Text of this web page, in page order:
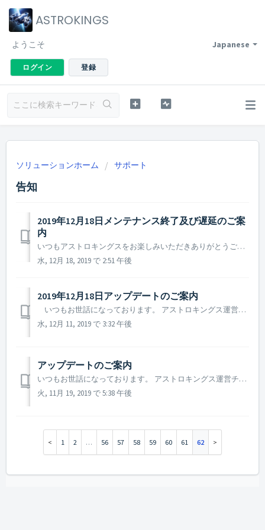
ASTROKINGS
Japanese
ようこそ
ログイン 登録
ソリューションホーム サポート
告知
2019年12月18日メンテナンス終了及び遅延のご案
内
いつもアストロキングスをお楽しみいただきありがとうございます。 アストロキングス運営チームです。 2019年12月18日のアップデートは無事完了し、其々のストアにファイル公開要請致しました。 Google Storeをご利用の司令官の方々は、通常通りアップデート及びゲームログインが可能でござい...
水, 12月 18, 2019 で 2:51 午後
2019年12月18日アップデートのご案内
いつもお世話になっております。 アストロキングス運営チームです。 2019年12月18日のアップデート予定の内容についてご案内致します。 (アップデート予定の内容は、実際のアップデートの際、一部変更となる可能性もございます。) ▶ 12月18日アップデート予定の内容 (メン...
水, 12月 11, 2019 で 3:32 午後
アップデートのご案内
いつもお世話になっております。 アストロキングス運営チームです。 2019年11月20日に実施予定のアップデート内容について一部変更がございますので、ご案内致します。 ▶ 11月20日アップデート内容のご案内 ※ アップデート日時及び内容は一部変更する可能性もございます。また、変更の際...
火, 11月 19, 2019 で 5:38 午後
1 2 … 56 57 58 59 60 61 62